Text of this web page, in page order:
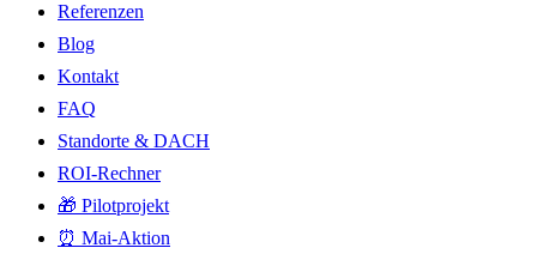
Referenzen
Blog
Kontakt
FAQ
Standorte & DACH
ROI-Rechner
🎁 Pilotprojekt
⏰ Mai-Aktion